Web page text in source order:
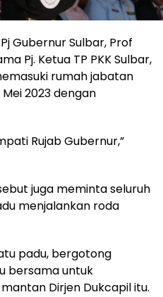
Gubernur Sulbar, Prof
Pj. Ketua TP PKK Sulbar,
rumah jabatan
2023 dengan
Rujab Gubernur,”
juga meminta seluruh
menjalankan roda
padu, bergotong
bersama untuk
Dirjen Dukcapil itu.